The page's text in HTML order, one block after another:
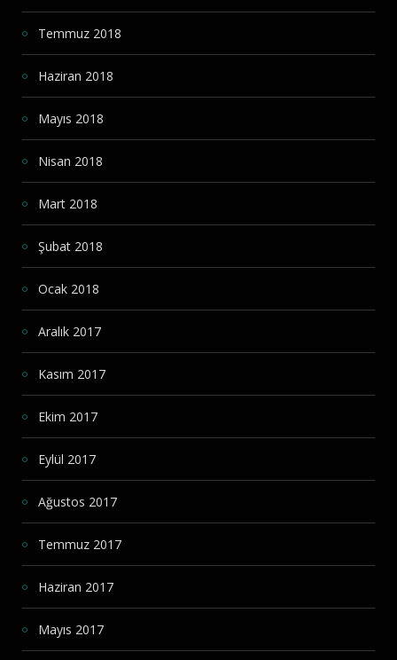
Temmuz 2018
Haziran 2018
Mayıs 2018
Nisan 2018
Mart 2018
Şubat 2018
Ocak 2018
Aralık 2017
Kasım 2017
Ekim 2017
Eylül 2017
Ağustos 2017
Temmuz 2017
Haziran 2017
Mayıs 2017